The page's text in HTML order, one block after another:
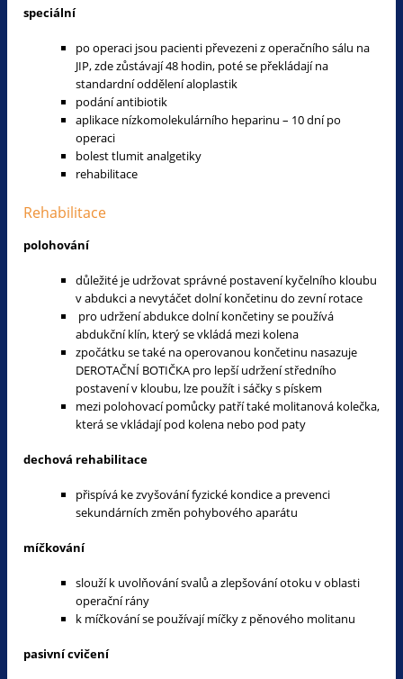
speciální
po operaci jsou pacienti převezeni z operačního sálu na
JIP, zde zůstávají 48 hodin, poté se překládají na
standardní oddělení aloplastik
podání antibiotik
aplikace nízkomolekulárního heparinu – 10 dní po
operaci
bolest tlumit analgetiky
rehabilitace
Rehabilitace
polohování
důležité je udržovat správné postavení kyčelního kloubu
v abdukci a nevytáčet dolní končetinu do zevní rotace
pro udržení abdukce dolní končetiny se používá
abdukční klín, který se vkládá mezi kolena
zpočátku se také na operovanou končetinu nasazuje
DEROTAČNÍ BOTIČKA pro lepší udržení středního
postavení v kloubu, lze použít i sáčky s pískem
mezi polohovací pomůcky patří také molitanová kolečka,
která se vkládají pod kolena nebo pod paty
dechová rehabilitace
přispívá ke zvyšování fyzické kondice a prevenci
sekundárních změn pohybového aparátu
míčkování
slouží k uvolňování svalů a zlepšování otoku v oblasti
operační rány
k míčkování se používají míčky z pěnového molitanu
pasivní cvičení